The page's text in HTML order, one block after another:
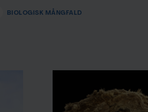
BIOLOGISK MÅNGFALD